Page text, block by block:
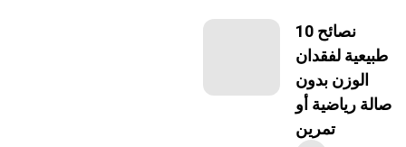
10 نصائح
طبيعية لفقدان
الوزن بدون
صالة رياضية أو
تمرين